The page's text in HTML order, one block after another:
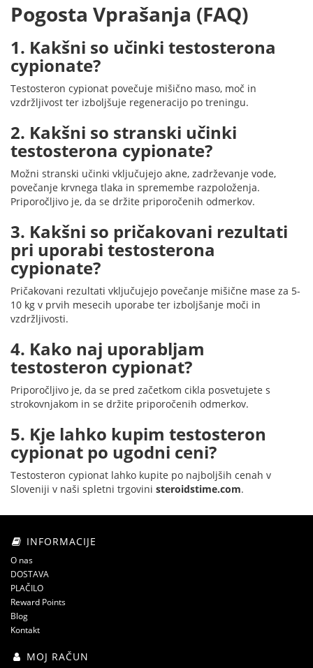
Pogosta Vprašanja (FAQ)
1. Kakšni so učinki testosterona
cypionate?
Testosteron cypionat povečuje mišično maso, moč in
vzdržljivost ter izboljšuje regeneracijo po treningu.
2. Kakšni so stranski učinki
testosterona cypionate?
Možni stranski učinki vključujejo akne, zadrževanje vode,
povečanje krvnega tlaka in spremembe razpoloženja.
Priporočljivo je, da se držite priporočenih odmerkov.
3. Kakšni so pričakovani rezultati
pri uporabi testosterona
cypionate?
Pričakovani rezultati vključujejo povečanje mišične mase za 5-
10 kg v prvih mesecih uporabe ter izboljšanje moči in
vzdržljivosti.
4. Kako naj uporabljam
testosteron cypionat?
Priporočljivo je, da se pred začetkom cikla posvetujete s
strokovnjakom in se držite priporočenih odmerkov.
5. Kje lahko kupim testosteron
cypionat po ugodni ceni?
Testosteron cypionat lahko kupite po najboljših cenah v
Sloveniji v naši spletni trgovini steroidstime.com.
INFORMACIJE
O nas
DOSTAVA
PLAČILO
Reward Points
Blog
Kontakt
MOJ RAČUN